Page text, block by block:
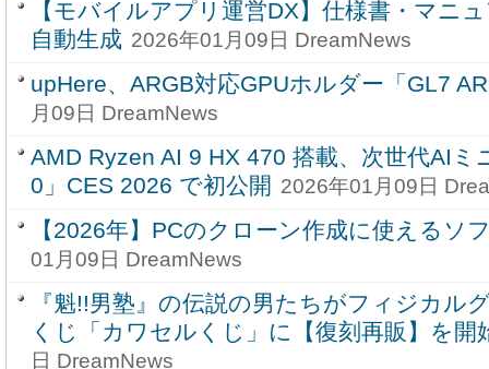
【モバイルアプリ運営DX】仕様書・マニ
自動生成 2026年01月09日 DreamNews
upHere、ARGB対応GPUホルダー「GL7
月09日 DreamNews
AMD Ryzen AI 9 HX 470 搭載、次世代AIミ
0」CES 2026 で初公開 2026年01月09日
【2026年】PCのクローン作成に使えるソ
01月09日 DreamNews
『魁!!男塾』の伝説の男たちがフィジカル
くじ「カワセルくじ」に【復刻再販】を開
日 DreamNews